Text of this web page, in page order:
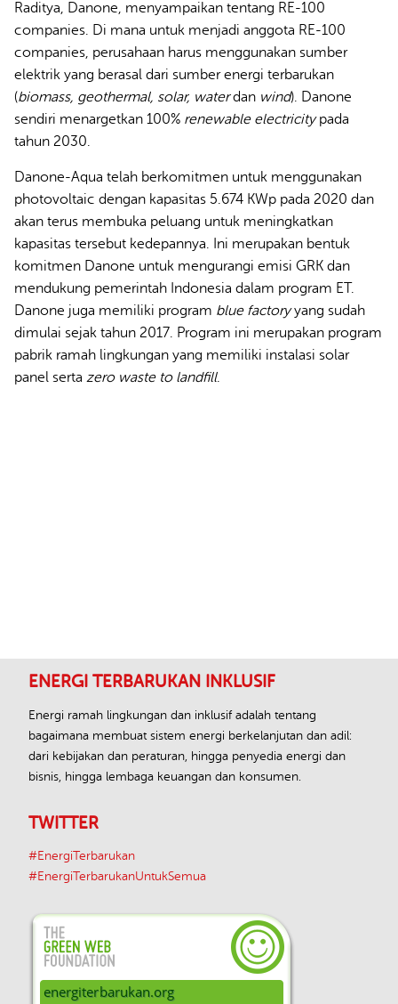
Raditya, Danone, menyampaikan tentang RE-100
companies. Di mana untuk menjadi anggota RE-100
companies, perusahaan harus menggunakan sumber
elektrik yang berasal dari sumber energi terbarukan
(biomass, geothermal, solar, waterdan wind). Danone
sendiri menargetkan 100% renewable electricitypada
tahun 2030.
Danone-Aqua telah berkomitmen untuk menggunakan
photovoltaic dengan kapasitas 5.674 KWp pada 2020 dan
akan terus membuka peluang untuk meningkatkan
kapasitas tersebut kedepannya. Ini merupakan bentuk
komitmen Danone untuk mengurangi emisi GRK dan
mendukung pemerintah Indonesia dalam program ET.
Danone juga memiliki program blue factoryyang sudah
dimulai sejak tahun 2017. Program ini merupakan program
pabrik ramah lingkungan yang memiliki instalasi solar
panel serta zero waste to landfill.
ENERGI TERBARUKAN INKLUSIF
Energi ramah lingkungan dan inklusif adalah tentang
bagaimana membuat sistem energi berkelanjutan dan adil:
dari kebijakan dan peraturan, hingga penyedia energi dan
bisnis, hingga lembaga keuangan dan konsumen.
TWITTER
#EnergiTerbarukan
#EnergiTerbarukanUntukSemua